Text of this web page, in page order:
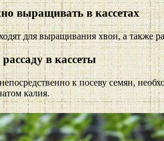
выращивать в кассетах
для выращивания хвои, а также
в кассеты
к посеву семян,
калия.